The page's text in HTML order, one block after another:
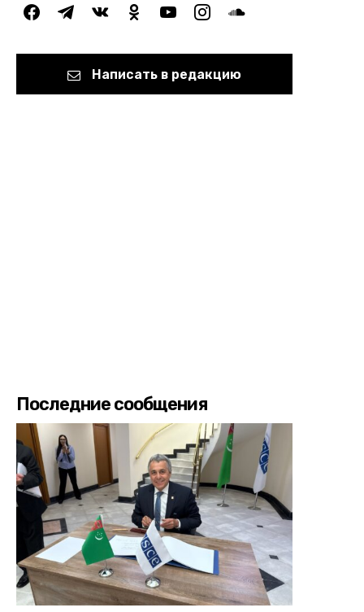
facebooktelegramvkontakteodnoklassniki
youtubeinstagramsoundcloud
Написать в редакцию
Последние сообщения